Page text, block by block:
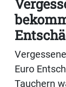
Euro
Tauchern